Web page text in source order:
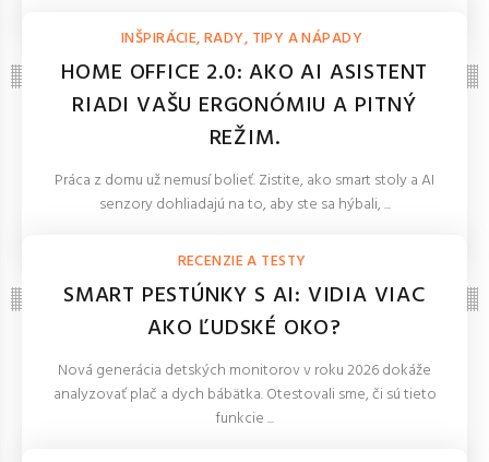
INŠPIRÁCIE, RADY, TIPY A NÁPADY
HOME OFFICE 2.0: AKO AI ASISTENT
RIADI VAŠU ERGONÓMIU A PITNÝ
REŽIM.
Práca z domu už nemusí bolieť. Zistite, ako smart stoly a AI
senzory dohliadajú na to, aby ste sa hýbali, ...
RECENZIE A TESTY
SMART PESTÚNKY S AI: VIDIA VIAC
AKO ĽUDSKÉ OKO?
Nová generácia detských monitorov v roku 2026 dokáže
analyzovať plač a dych bábätka. Otestovali sme, či sú tieto
funkcie ...